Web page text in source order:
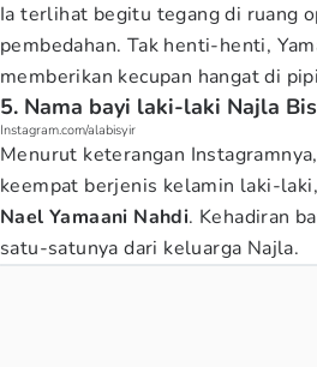
Ia terlihat begitu tegang di ruang
pembedahan. Tak henti-henti,
memberikan kecupan hangat di
5. Nama bayi laki-laki Najla
Instagram.com/alabisyir
Menurut keterangan
keempat berjenis kelamin laki-
Nael Yamaani Nahdi. Kehadiran
satu-satunya dari keluarga Najla.